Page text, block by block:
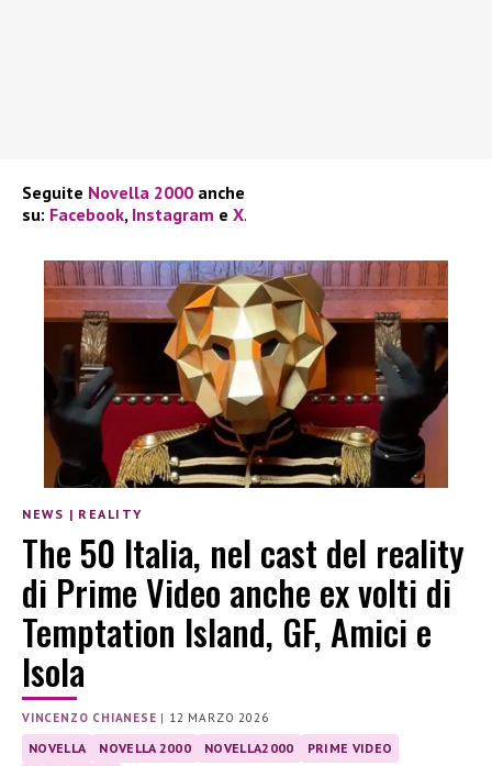
Seguite Novella 2000 anche
su: Facebook, Instagram e X.
NEWS | REALITY
The 50 Italia, nel cast del reality
di Prime Video anche ex volti di
Temptation Island, GF, Amici e
Isola
VINCENZO CHIANESE | 12 MARZO 2026
NOVELLA NOVELLA 2000 NOVELLA2000
PRIME VIDEO